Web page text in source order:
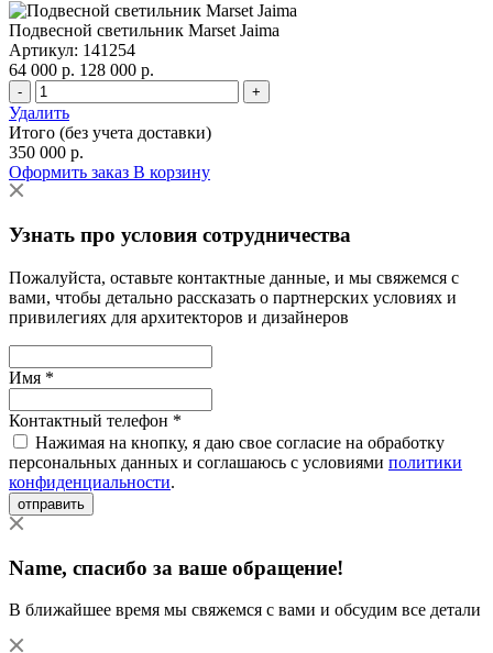
Подвесной светильник Marset Jaima
Артикул: 141254
64 000 р. 128 000 р.
- +
Удалить
Итого (без учета доставки)
350 000 р.
Оформить заказ В корзину
Узнать про условия сотрудничества
Пожалуйста, оставьте контактные данные, и мы свяжемся с
вами, чтобы детально рассказать о партнерских условиях и
привилегиях для архитекторов и дизайнеров
Имя *
Контактный телефон *
Нажимая на кнопку, я даю свое согласие на обработку
персональных данных и соглашаюсь с условиями политики
конфиденциальности.
отправить
Name, спасибо за ваше обращение!
В ближайшее время мы свяжемся с вами и обсудим все детали